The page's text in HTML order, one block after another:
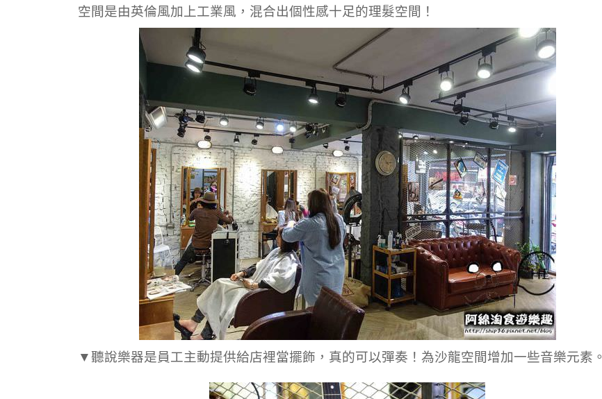
空間是由英倫風加上工業風，混合出個性感十足的理髮空間！
▼聽說樂器是員工主動提供給店裡當擺飾，真的可以彈奏！為沙龍空間增加一些音樂元素。